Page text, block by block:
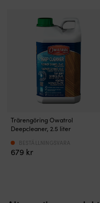
Kraftfullt
djuprengöringsmedel
mjuka
oljor
Trärengöring Owatrol
Deepcleaner, 2.5 liter
679 kr
BESTÄLLNINGSVARA